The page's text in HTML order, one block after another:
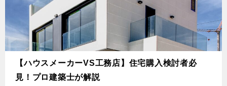
【ハウスメーカーVS工務店】住宅購入検討者必
見！プロ建築士が解説